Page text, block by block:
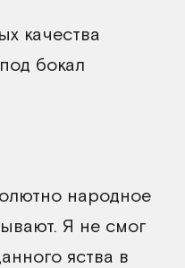
качества
бокал
народное
Я не смог
яства в